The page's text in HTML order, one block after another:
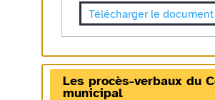
Télécharger le document
Les procès-verbaux du
municipal